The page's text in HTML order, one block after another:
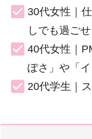
30代女性｜
しでも過ご
40代女性｜
ぽさ」や「
20代学生｜